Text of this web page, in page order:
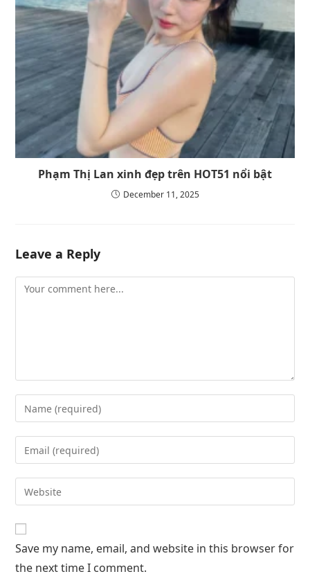
Phạm Thị Lan xinh đẹp trên HOT51 nổi bật
December 11, 2025
Leave a Reply
Save my name, email, and website in this browser for
the next time I comment.